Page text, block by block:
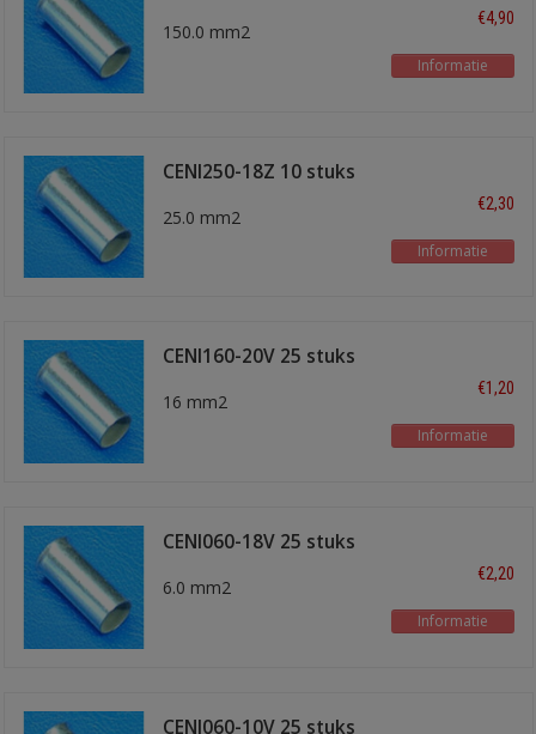
150.0 mm2
€4,90
Informatie
CENI250-18Z 10 stuks
25.0 mm2
€2,30
Informatie
CENI160-20V 25 stuks
16 mm2
€1,20
Informatie
CENI060-18V 25 stuks
6.0 mm2
€2,20
Informatie
CENI060-10V 25 stuks